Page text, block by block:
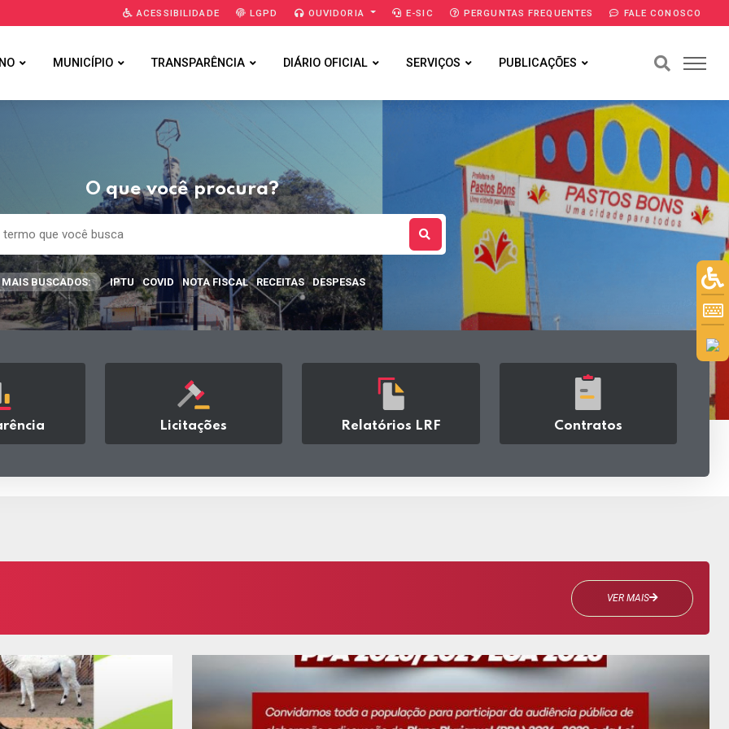
ACESSIBILIDADE LGPD OUVIDORIA E-SIC PERGUNTAS FREQUENTES FALE CONOSCO
MUNICÍPIO TRANSPARÊNCIA DIÁRIO OFICIAL SERVIÇOS PUBLICAÇÕES
O que você procura?
MAIS BUSCADOS: IPTU COVID NOTA FISCAL RECEITAS DESPESAS
Licitações Relatórios LRF Contratos
VER MAIS